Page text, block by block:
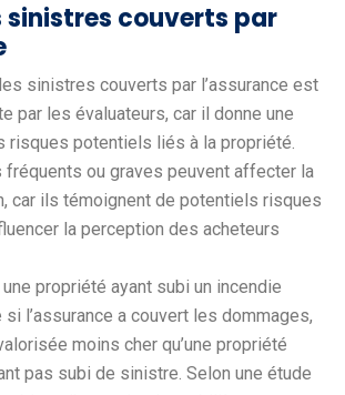
couverts par
sinistres couverts par l’assurance est
par les évaluateurs, car il donne une
risques potentiels liés à la propriété.
ou graves peuvent affecter la
car ils témoignent de potentiels risques
la perception des acheteurs
propriété ayant subi un incendie
si l’assurance a couvert les dommages,
moins cher qu’une propriété
pas subi de sinistre. Selon une étude